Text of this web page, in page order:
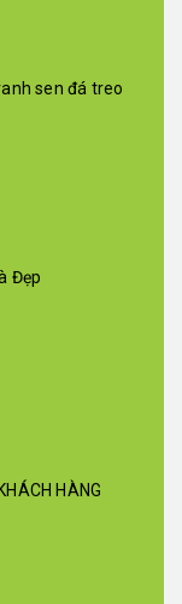
sen đá treo
Đẹp
HÀNG